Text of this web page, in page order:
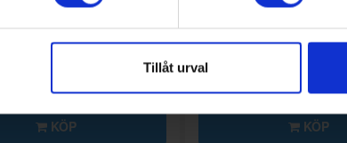
Tillåt urval
18 495:-
KÖP
PRODUKTBLAD
Nej
KÖP